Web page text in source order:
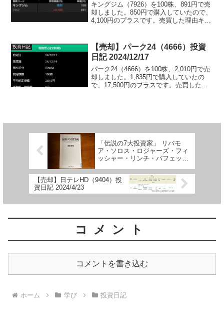
キングジム（7926）を100株、891円で売
却しました。850円で購入していたので、
4,100円のプラスです。売買した理由キン
ですが、購入後に気づいた株...
投資日記
【売却】パーク24（4666）投資
日記 2024/12/17
パーク24（4666）を100株、2,010円で売
却しました。1,835円で購入していたの
で、17,500円のプラスです。売買した理
「伝説の7大投資家」 リバモ
ア・ソロス・ロジャーズ・フィ
ッシャー・リンチ・バフェッ
【売却】日テレHD（9404）投
資日記 2024/4/23
コメント
コメントを書き込む
ホーム 学び 投資日記